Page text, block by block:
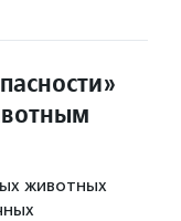
животных